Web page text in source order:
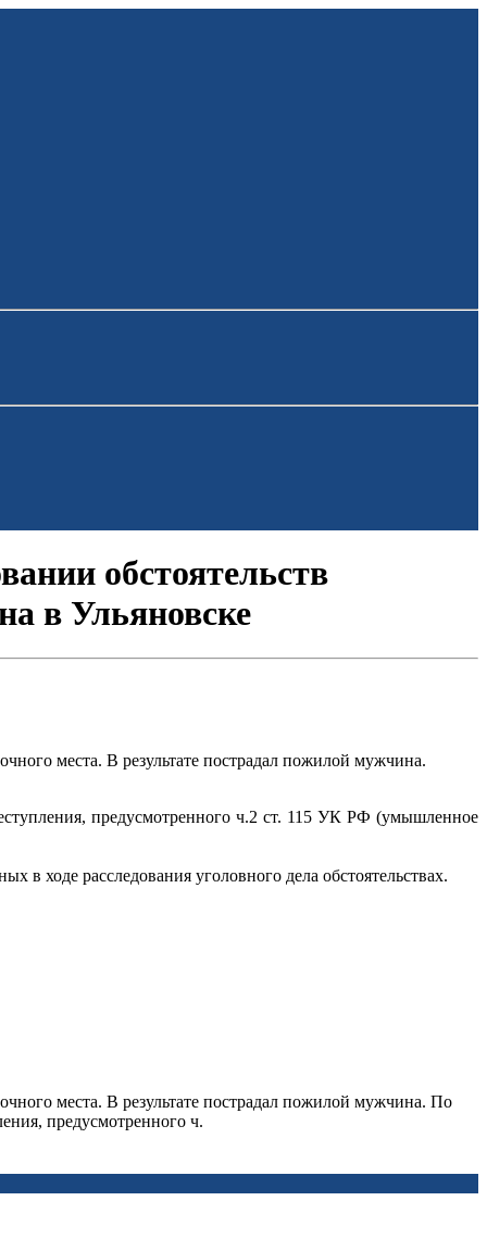
обстоятельств
в Ульяновске
места. В результате пострадал пожилой мужчина.
предусмотренного ч.2 ст. 115 УК РФ (умышленное
ходе расследования уголовного дела обстоятельствах.
места. В результате пострадал пожилой мужчина. По
предусмотренного ч.